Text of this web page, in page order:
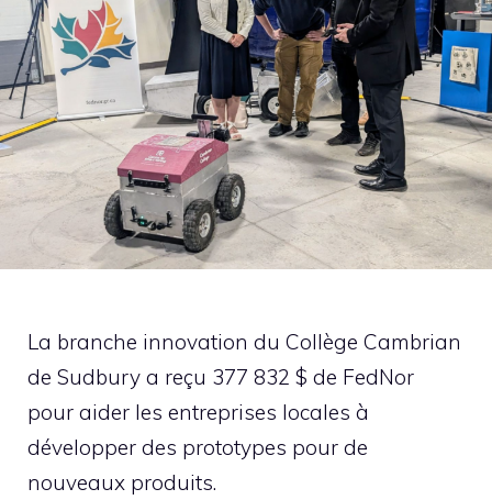
La branche innovation du Collège Cambrian
de Sudbury a reçu 377 832 $ de FedNor
pour aider les entreprises locales à
développer des prototypes pour de
nouveaux produits.